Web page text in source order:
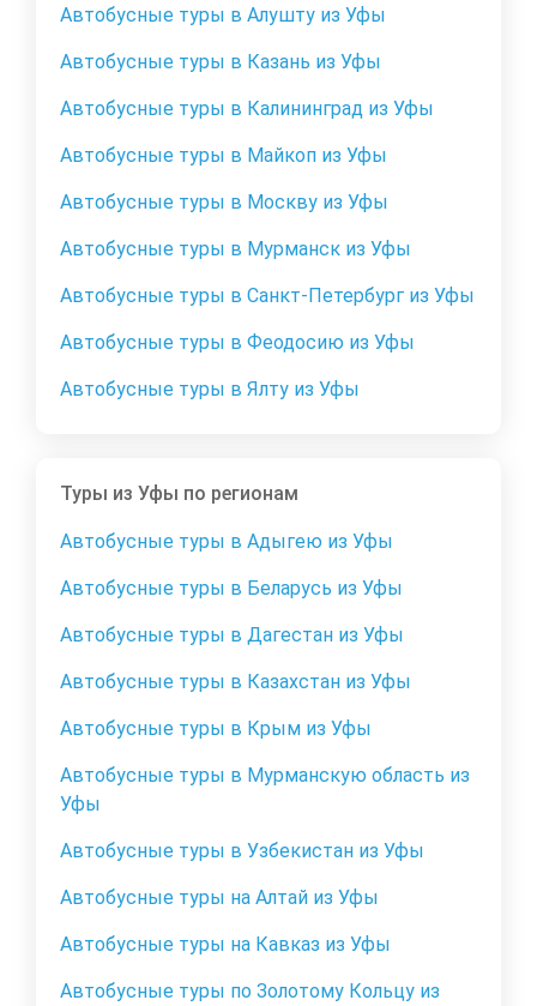
Автобусные туры в Алушту из Уфы
Автобусные туры в Казань из Уфы
Автобусные туры в Калининград из Уфы
Автобусные туры в Майкоп из Уфы
Автобусные туры в Москву из Уфы
Автобусные туры в Мурманск из Уфы
Автобусные туры в Санкт-Петербург из Уфы
Автобусные туры в Феодосию из Уфы
Автобусные туры в Ялту из Уфы
Туры из Уфы по регионам
Автобусные туры в Адыгею из Уфы
Автобусные туры в Беларусь из Уфы
Автобусные туры в Дагестан из Уфы
Автобусные туры в Казахстан из Уфы
Автобусные туры в Крым из Уфы
Автобусные туры в Мурманскую область из
Уфы
Автобусные туры в Узбекистан из Уфы
Автобусные туры на Алтай из Уфы
Автобусные туры на Кавказ из Уфы
Автобусные туры по Золотому Кольцу из